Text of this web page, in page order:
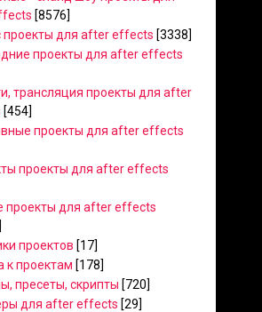
[8576]
проекты для after effects [3338]
проекты для after effects
трансляция проекты для after
[454]
проекты для after effects
проекты для after effects
проекты для after effects
проектов [17]
к проектам [178]
пресеты, скрипты [720]
для after effects [29]